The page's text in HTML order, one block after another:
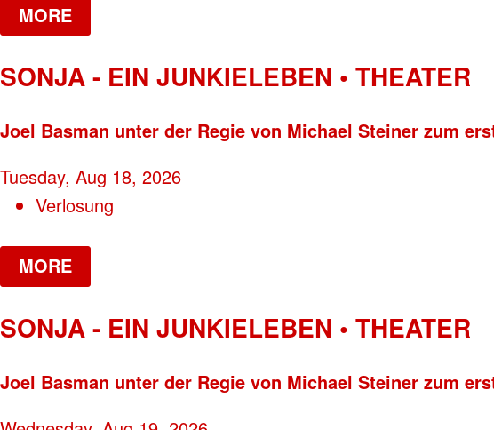
MORE
SONJA - EIN JUNKIELEBEN • THEATER
Joel Basman unter der Regie von Michael Steiner zum
Tuesday, Aug 18, 2026
Verlosung
MORE
SONJA - EIN JUNKIELEBEN • THEATER
Joel Basman unter der Regie von Michael Steiner zum